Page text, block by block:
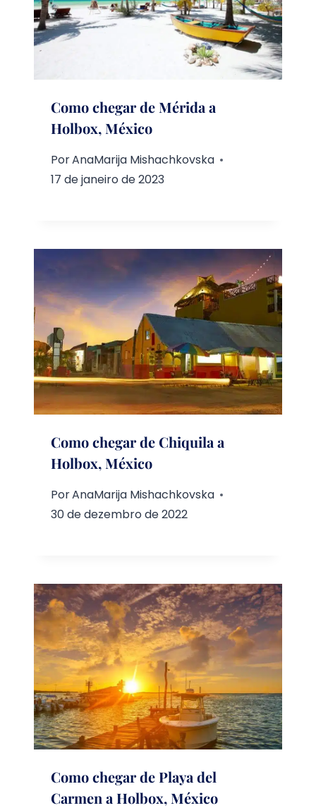
Como chegar de Mérida a
Holbox, México
PorAnaMarija Mishachkovska
17 de janeiro de 2023
Como chegar de Chiquila a
Holbox, México
PorAnaMarija Mishachkovska
30 de dezembro de 2022
Como chegar de Playa del
Carmen a Holbox, México